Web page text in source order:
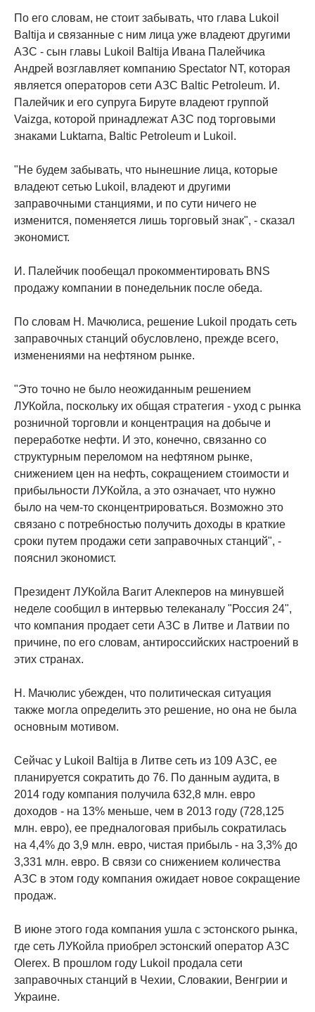
По его словам, не стоит забывать, что глава Lukoil
Baltija и связанные с ним лица уже владеют другими
АЗС - сын главы Lukoil Baltija Ивана Палейчика
Андрей возглавляет компанию Spectator NT, которая
является операторов сети АЗС Baltic Petroleum. И.
Палейчик и его супруга Бируте владеют группой
Vaizga, которой принадлежат АЗС под торговыми
знаками Luktarna, Baltic Petroleum и Lukoil.
"Не будем забывать, что нынешние лица, которые
владеют сетью Lukoil, владеют и другими
заправочными станциями, и по сути ничего не
изменится, поменяется лишь торговый знак", - сказал
экономист.
И. Палейчик пообещал прокомментировать BNS
продажу компании в понедельник после обеда.
По словам Н. Мачюлиса, решение Lukoil продать сеть
заправочных станций обусловлено, прежде всего,
изменениями на нефтяном рынке.
"Это точно не было неожиданным решением
ЛУКойла, поскольку их общая стратегия - уход с рынка
розничной торговли и концентрация на добыче и
переработке нефти. И это, конечно, связанно со
структурным переломом на нефтяном рынке,
снижением цен на нефть, сокращением стоимости и
прибыльности ЛУКойла, а это означает, что нужно
было на чем-то сконцентрироваться. Возможно это
связано с потребностью получить доходы в краткие
сроки путем продажи сети заправочных станций", -
пояснил экономист.
Президент ЛУКойла Вагит Алекперов на минувшей
неделе сообщил в интервью телеканалу "Россия 24",
что компания продает сети АЗС в Литве и Латвии по
причине, по его словам, антироссийских настроений в
этих странах.
Н. Мачюлис убежден, что политическая ситуация
также могла определить это решение, но она не была
основным мотивом.
Сейчас у Lukoil Baltija в Литве сеть из 109 АЗС, ее
планируется сократить до 76. По данным аудита, в
2014 году компания получила 632,8 млн. евро
доходов - на 13% меньше, чем в 2013 году (728,125
млн. евро), ее предналоговая прибыль сократилась
на 4,4% до 3,9 млн. евро, чистая прибыль - на 3,3% до
3,331 млн. евро. В связи со снижением количества
АЗС в этом году компания ожидает новое сокращение
продаж.
В июне этого года компания ушла с эстонского рынка,
где сеть ЛУКойла приобрел эстонский оператор АЗС
Olerex. В прошлом году Lukoil продала сети
заправочных станций в Чехии, Словакии, Венгрии и
Украине.